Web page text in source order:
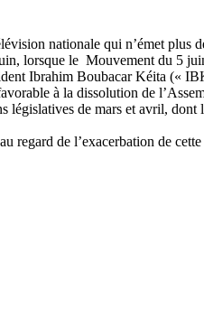
nationale qui n’émet plus
lorsque le Mouvement du 5
Ibrahim Boubacar Kéita («
à la dissolution de
de mars et avril,
regard de l’exacerbation de